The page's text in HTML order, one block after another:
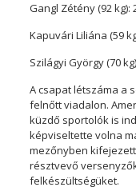
Gangl Zétény (92 kg):
Kapuvári Liliána (59
Szilágyi György (70
A csapat létszáma a
felnőtt viadalon.
küzdő sportolók is
képviseltette volna
mezőnyben
résztvevő
felkészültségüket.